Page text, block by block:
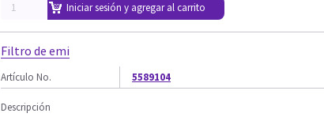
Iniciar sesión y agregar al carrito
Filtro de emi
Artículo No. 5589104
Descripción